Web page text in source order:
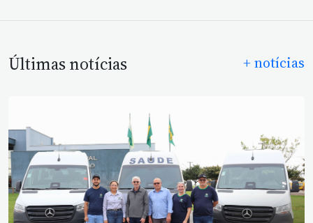
Últimas notícias + notícias